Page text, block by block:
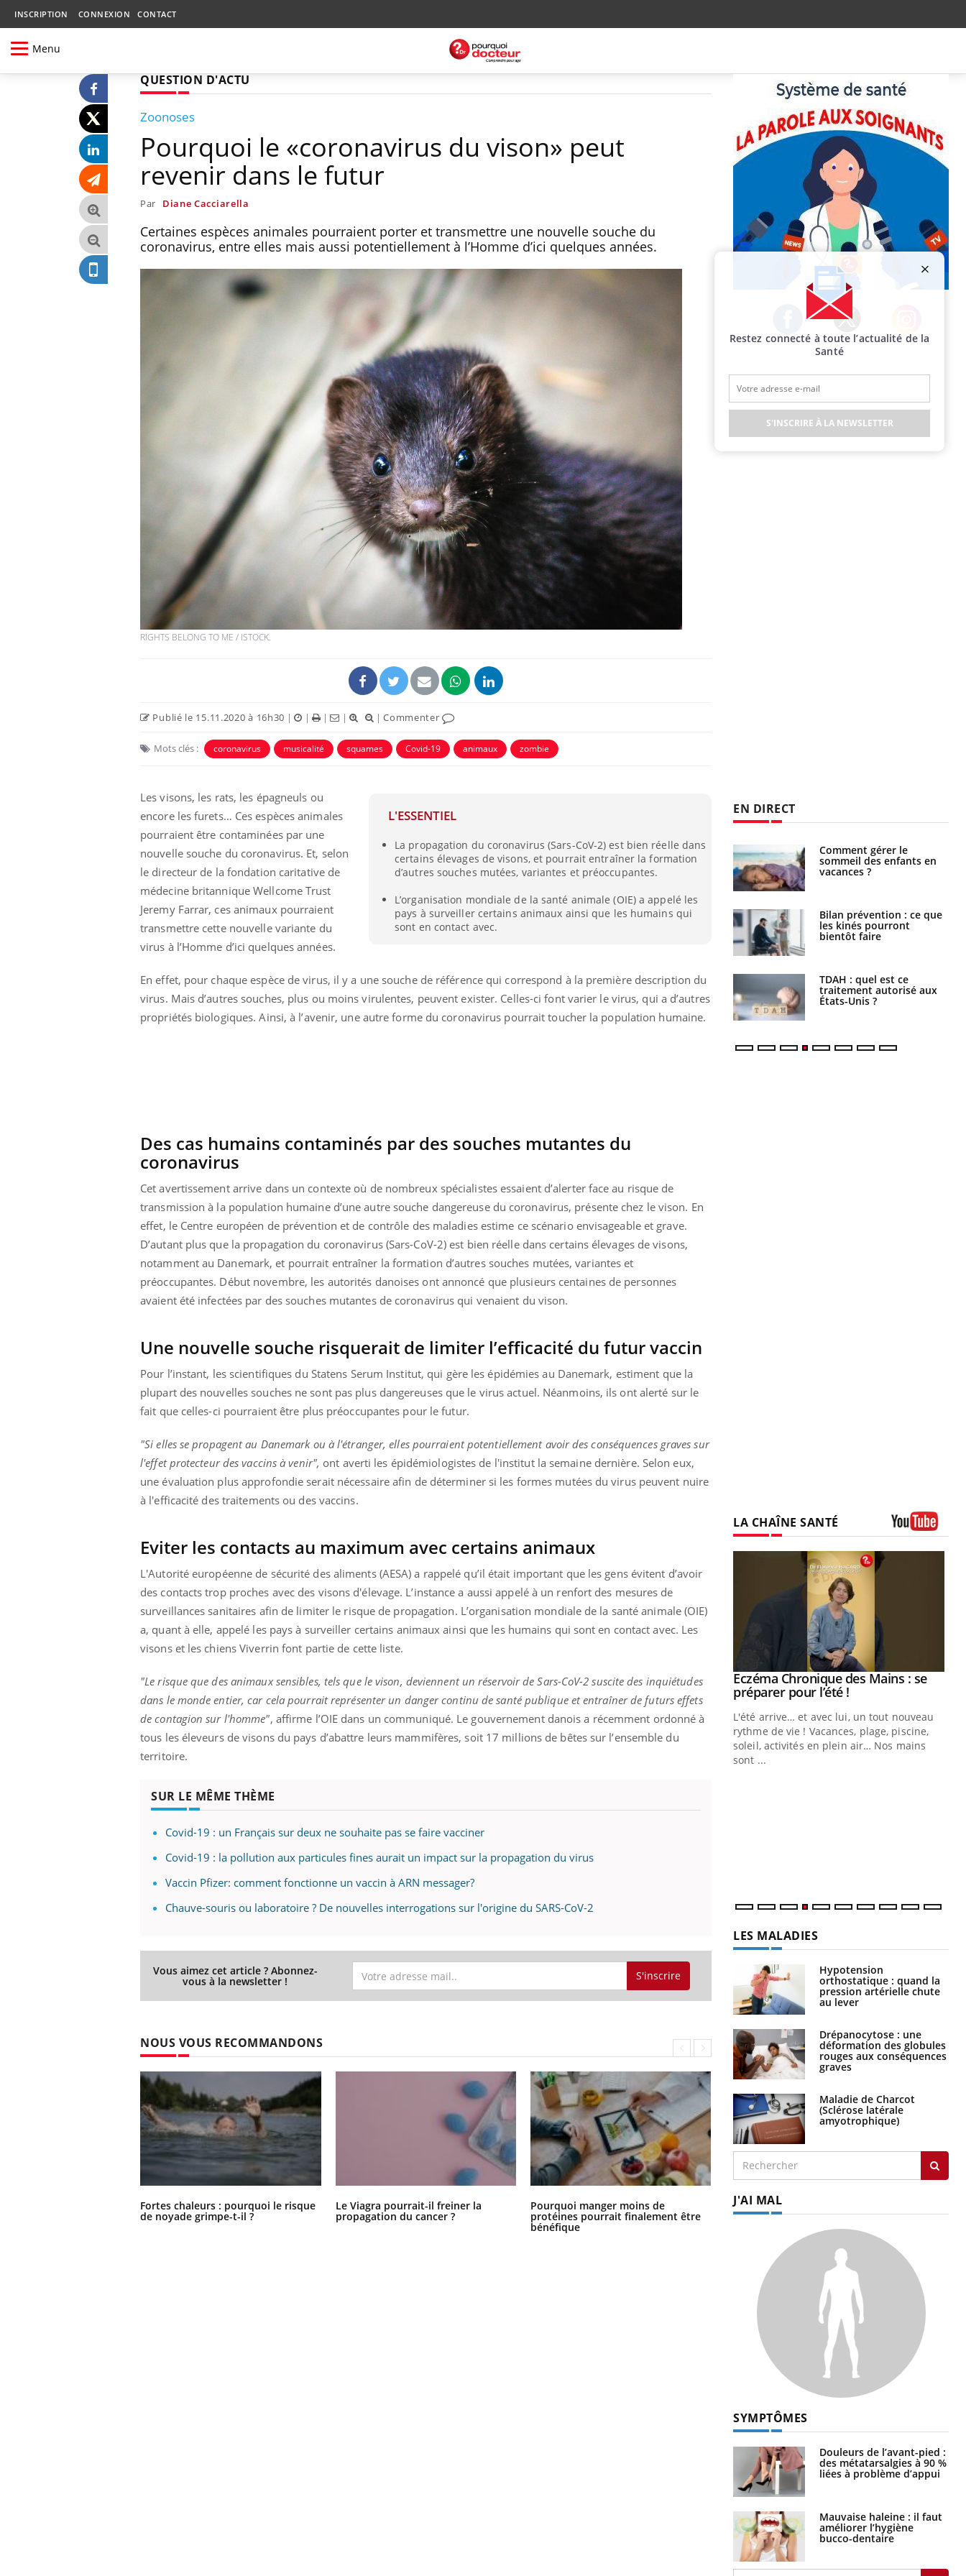
INSCRIPTION CONNEXION CONTACT
Menu
QUESTION D'ACTU
Zoonoses
Pourquoi le «coronavirus du vison» peut
revenir dans le futur
Par Diane Cacciarella
Certaines espèces animales pourraient porter et transmettre une nouvelle souche du
coronavirus, entre elles mais aussi potentiellement à l’Homme d’ici quelques années.
RIGHTS BELONG TO ME / ISTOCK.
Publié le 15.11.2020 à 16h30 | | | | |Commenter
Mots clés : coronavirus musicalité squames Covid-19 animaux zombie
L'ESSENTIEL
La propagation du coronavirus (Sars-CoV-2) est bien réelle dans
certains élevages de visons, et pourrait entraîner la formation
d’autres souches mutées, variantes et préoccupantes.
L’organisation mondiale de la santé animale (OIE) a appelé les
pays à surveiller certains animaux ainsi que les humains qui
sont en contact avec.
Les visons, les rats, les épagneuls ou
encore les furets… Ces espèces animales
pourraient être contaminées par une
nouvelle souche du coronavirus. Et, selon
le directeur de la fondation caritative de
médecine britannique Wellcome Trust
Jeremy Farrar, ces animaux pourraient
transmettre cette nouvelle variante du
virus à l’Homme d’ici quelques années.
En effet, pour chaque espèce de virus, il y a une souche de référence qui correspond à la première description du
virus. Mais d’autres souches, plus ou moins virulentes, peuvent exister. Celles-ci font varier le virus, qui a d’autres
propriétés biologiques. Ainsi, à l’avenir, une autre forme du coronavirus pourrait toucher la population humaine.
Des cas humains contaminés par des souches mutantes du
coronavirus
Cet avertissement arrive dans un contexte où de nombreux spécialistes essaient d’alerter face au risque de
transmission à la population humaine d’une autre souche dangereuse du coronavirus, présente chez le vison. En
effet, le Centre européen de prévention et de contrôle des maladies estime ce scénario envisageable et grave.
D’autant plus que la propagation du coronavirus (Sars-CoV-2) est bien réelle dans certains élevages de visons,
notamment au Danemark, et pourrait entraîner la formation d’autres souches mutées, variantes et
préoccupantes. Début novembre, les autorités danoises ont annoncé que plusieurs centaines de personnes
avaient été infectées par des souches mutantes de coronavirus qui venaient du vison.
Une nouvelle souche risquerait de limiter l’efficacité du futur vaccin
Pour l’instant, les scientifiques du Statens Serum Institut, qui gère les épidémies au Danemark, estiment que la
plupart des nouvelles souches ne sont pas plus dangereuses que le virus actuel. Néanmoins, ils ont alerté sur le
fait que celles-ci pourraient être plus préoccupantes pour le futur.
"Si elles se propagent au Danemark ou à l'étranger, elles pourraient potentiellement avoir des conséquences graves sur
l'effet protecteur des vaccins à venir", ont averti les épidémiologistes de l'institut la semaine dernière. Selon eux,
une évaluation plus approfondie serait nécessaire afin de déterminer si les formes mutées du virus peuvent nuire
à l'efficacité des traitements ou des vaccins.
Eviter les contacts au maximum avec certains animaux
L'Autorité européenne de sécurité des aliments (AESA) a rappelé qu’il était important que les gens évitent d’avoir
des contacts trop proches avec des visons d'élevage. L’instance a aussi appelé à un renfort des mesures de
surveillances sanitaires afin de limiter le risque de propagation. L’organisation mondiale de la santé animale (OIE)
a, quant à elle, appelé les pays à surveiller certains animaux ainsi que les humains qui sont en contact avec. Les
visons et les chiens Viverrin font partie de cette liste.
"Le risque que des animaux sensibles, tels que le vison, deviennent un réservoir de Sars-CoV-2 suscite des inquiétudes
dans le monde entier, car cela pourrait représenter un danger continu de santé publique et entraîner de futurs effets
de contagion sur l'homme", affirme l’OIE dans un communiqué. Le gouvernement danois a récemment ordonné à
tous les éleveurs de visons du pays d’abattre leurs mammifères, soit 17 millions de bêtes sur l’ensemble du
territoire.
SUR LE MÊME THÈME
Covid-19 : un Français sur deux ne souhaite pas se faire vacciner
Covid-19 : la pollution aux particules fines aurait un impact sur la propagation du virus
Vaccin Pfizer: comment fonctionne un vaccin à ARN messager?
Chauve-souris ou laboratoire ? De nouvelles interrogations sur l'origine du SARS-CoV-2
Vous aimez cet article ? Abonnez-
vous à la newsletter ! S'inscrire
NOUS VOUS RECOMMANDONS
Fortes chaleurs : pourquoi le risque
de noyade grimpe-t-il ?
Le Viagra pourrait-il freiner la
propagation du cancer ?
Pourquoi manger moins de
protéines pourrait finalement être
bénéfique
Grossesse et chaleur : ce que dit la
science
Facebook Twitter Instagram
EN DIRECT
Fortes chaleurs :
pourquoi le risque de
noyade grimpe-t-il ?
Le Viagra pourrait-il
freiner la propagation du
cancer ?
Pourquoi manger moins
de protéines pourrait
finalement être bénéfique
Grossesse et chaleur : ce
que dit la science
Le smartphone nuit-il à
l'apprentissage de la
Mordue par une tique en
vacances, elle reste dans
le coma pendant 42 jours
Mordue par un
barracuda, une petite fille
secourue grâce à un
réflexe essentiel
Légionellose en Suisse :
Allergies alimentaires :
une nouvelle arme contre
les réactions sévères
Comment gérer le
sommeil des enfants en
vacances ?
Bilan prévention : ce que
les kinés pourront
bientôt faire
TDAH : quel est ce
traitement autorisé aux
États-Unis ?
LA CHAÎNE SANTÉ
Eczéma Chronique des Mains :
expliquer ma maladie Youtube
Il y a des sujets qui sont faciles à aborder...
d'autres non ! D'un côté, poser des
questions sur la maladie d'un proche c'est
Youtube
Carence en fer : comprendre pour
prévenirYoutube
Fatigue, irritabilité, brouillard mental ou
même alopécie… Les symptômes de la
carence en fer sont multiples ce qui la rend
Youtube
Insuline & Charge mentale : et si on
osait en parler??Youtube
En 2026, l'insuline dans le diabète de type 2
reste entourée d'idées reçues chez les
patients comme parfois chez les soignants.
Youtube
Eczéma Chronique des Mains : se
préparer pour l’été !Youtube
L'été arrive… et avec lui, un tout nouveau
rythme de vie ! Vacances, plage, piscine,
soleil, activités en plein air… Nos mains
sont ...
LES MALADIES
Hypotension
orthostatique : quand la
pression artérielle chute
au lever
Drépanocytose : une
déformation des globules
rouges aux conséquences
graves
Maladie de Charcot
(Sclérose latérale
amyotrophique)
J'AI MAL
SYMPTÔMES
Douleurs de l’avant-pied :
des métatarsalgies à 90 %
liées à problème d’appui
Mauvaise haleine : il faut
améliorer l’hygiène
bucco-dentaire
Restez connecté à toute l’actualité de la
Santé
S'INSCRIRE À LA NEWSLETTER